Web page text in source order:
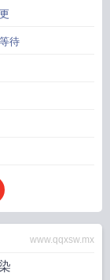
待
www.qqxsw.mx